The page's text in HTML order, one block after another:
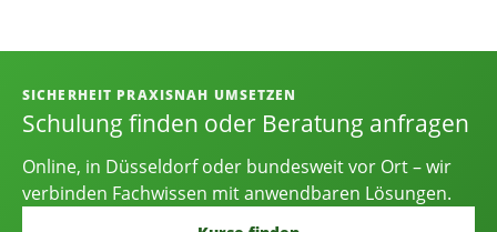
Informationen, Kontakt und
SICHERHEIT PRAXISNAH UMSETZEN
Schulung finden oder Beratung anfragen
Online, in Düsseldorf oder bundesweit vor Ort – wir
verbinden Fachwissen mit anwendbaren Lösungen.